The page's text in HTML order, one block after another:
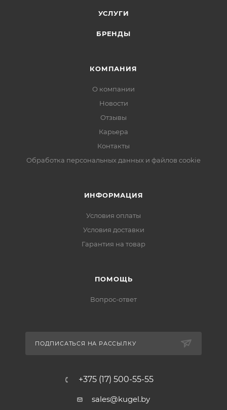
УСЛУГИ
БРЕНДЫ
КОМПАНИЯ
О компании
Новости
Отзывы
Карьера
Контакты
Обработка персональных данных и файлов cookie
ИНФОРМАЦИЯ
Условия оплаты
Условия доставки
Гарантия на товар
ПОМОЩЬ
Вопрос-ответ
ПОДПИСАТЬСЯ НА РАССЫЛКУ
+375 (17) 500-55-55
sales@kugel.by